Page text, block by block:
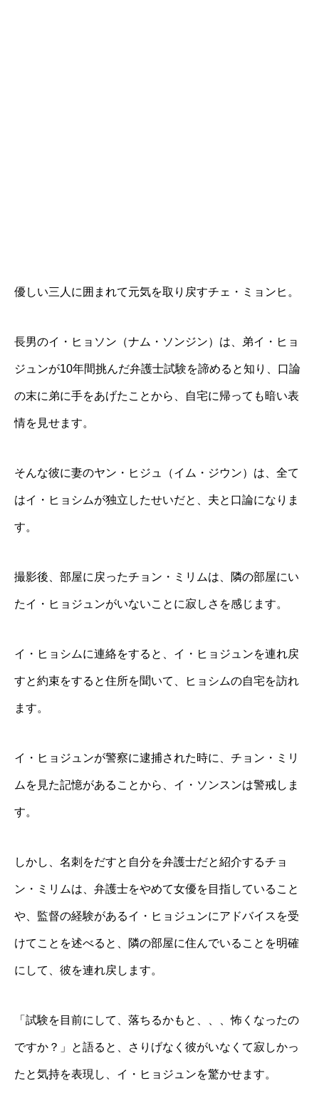
優しい三人に囲まれて元気を取り戻すチェ・ミョンヒ。
長男のイ・ヒョソン（ナム・ソンジン）は、弟イ・ヒョ
ジュンが10年間挑んだ弁護士試験を諦めると知り、口論
の末に弟に手をあげたことから、自宅に帰っても暗い表
情を見せます。
そんな彼に妻のヤン・ヒジュ（イム・ジウン）は、全て
はイ・ヒョシムが独立したせいだと、夫と口論になりま
す。
撮影後、部屋に戻ったチョン・ミリムは、隣の部屋にい
たイ・ヒョジュンがいないことに寂しさを感じます。
イ・ヒョシムに連絡をすると、イ・ヒョジュンを連れ戻
すと約束をすると住所を聞いて、ヒョシムの自宅を訪れ
ます。
イ・ヒョジュンが警察に逮捕された時に、チョン・ミリ
ムを見た記憶があることから、イ・ソンスンは警戒しま
す。
しかし、名刺をだすと自分を弁護士だと紹介するチョ
ン・ミリムは、弁護士をやめて女優を目指していること
や、監督の経験があるイ・ヒョジュンにアドバイスを受
けてことを述べると、隣の部屋に住んでいることを明確
にして、彼を連れ戻します。
「試験を目前にして、落ちるかもと、、、怖くなったの
ですか？」と語ると、さりげなく彼がいなくて寂しかっ
たと気持を表現し、イ・ヒョジュンを驚かせます。